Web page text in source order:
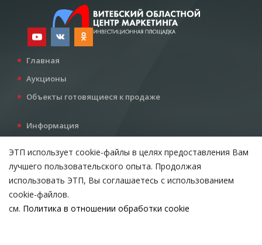
Главная
Аукционы
Объекты готовящиеся к продаже
Информация
Все для инвестора
Контакты
Возникли вопросы?
ЭТП использует cookie-файлы в целях предоставления Вам
лучшего пользовательского опыта. Продолжая
использовать ЭТП, Вы соглашаетесь с использованием
cookie-файлов.
см. Политика в отношении обработки cookie